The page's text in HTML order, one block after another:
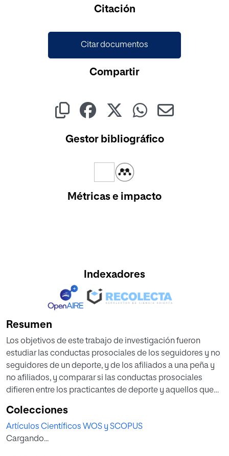
Citación
Citar documentos
Compartir
Gestor bibliográfico
Métricas e impacto
Indexadores
Resumen
Los objetivos de este trabajo de investigación fueron
estudiar las conductas prosociales de los seguidores y no
seguidores de un deporte, y de los afiliados a una peña y
no afiliados, y comparar si las conductas prosociales
difieren entre los practicantes de deporte y aquellos que
escolarizados con un rango de edad de 8 a 12 años (M =
9.80; DT = 1.21). Los resultados mostraron mayores niveles
de preocupación empática (p < .05; d = .15) en los
Colecciones
Artículos Científicos WOS y SCOPUS
Cargando...